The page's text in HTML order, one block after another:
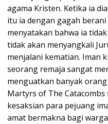
agama Kristen. Ketika ia
itu ia dengan gagah
menyatakan bahwa ia
tidak akan menyangkali
menjalani kematian. Iman
seorang remaja sangat
menguatkan banyak
Martyrs of The
kesaksian para pejuang
amat bermakna bagi